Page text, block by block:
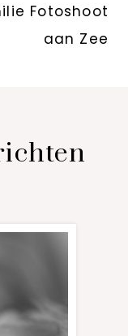
Fotoshoot
aan Zee